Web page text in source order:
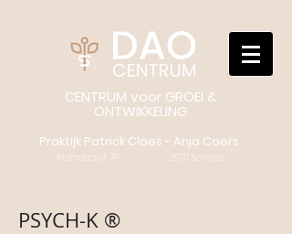
CENTRUM voor GROEI &
ONTWIKKELING
Praktijk Patrick Claes - Anja Caers
Riemstraat 79 2970 Schilde
PSYCH-K ®